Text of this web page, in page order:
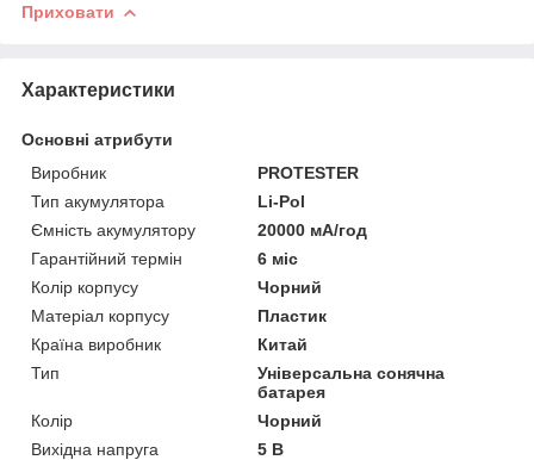
Приховати
Характеристики
Основні атрибути
Виробник
PROTESTER
Тип акумулятора
Li-Pol
Ємність акумулятору
20000 мА/год
Гарантійний термін
6 міс
Колір корпусу
Чорний
Матеріал корпусу
Пластик
Країна виробник
Китай
Тип
Універсальна сонячна
батарея
Колір
Чорний
Вихідна напруга
5 В